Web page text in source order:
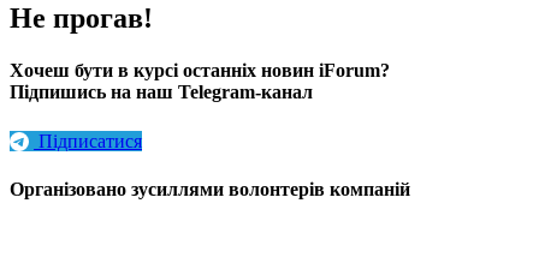
Не прогав!
Хочеш бути в курсі останніх новин iForum?
Підпишись на наш Telegram-канал
Підписатися
Організовано зусиллями волонтерів компаній